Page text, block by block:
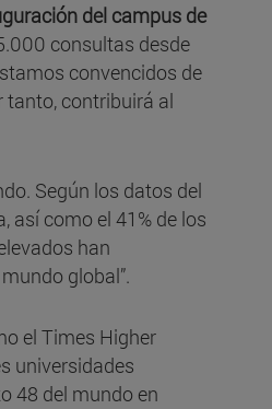
del campus de
consultas desde
convencidos de
tanto, contribuirá al
Según los datos del
así como el 41% de los
han
global”.
el Times Higher
universidades
48 del mundo en